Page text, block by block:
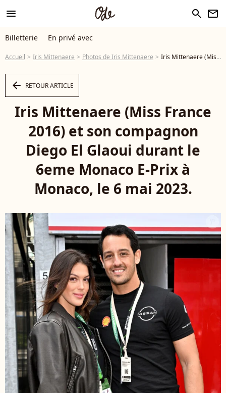
menu search newsletter
Billetterie En privé avec
Accueil Iris Mittenaere Photos de Iris Mittenaere Iris Mittenaere (Miss France 2016) et son compagnon Diego El Glaoui durant le 6eme Monaco E-Prix à Monaco, le 6 mai 2023. - Photo
arrow_left RETOUR ARTICLE
Iris Mittenaere (Miss France
2016) et son compagnon
Diego El Glaoui durant le
6eme Monaco E-Prix à
Monaco, le 6 mai 2023.